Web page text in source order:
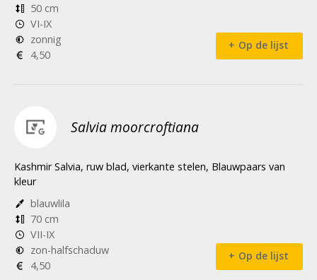
50 cm
VI-IX
zonnig
4,50
Op de lijst
Salvia moorcroftiana
Kashmir Salvia, ruw blad, vierkante stelen, Blauwpaars van
kleur
blauwlila
70 cm
VII-IX
zon-halfschaduw
4,50
Op de lijst